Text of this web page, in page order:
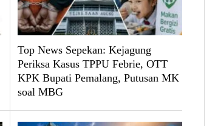
Top News Sepekan: Kejagung
Periksa Kasus TPPU Febrie, OTT
KPK Bupati Pemalang, Putusan MK
soal MBG